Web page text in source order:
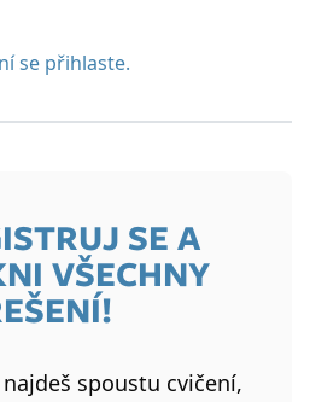
se přihlaste.
SE A
VŠECHNY
spoustu cvičení,